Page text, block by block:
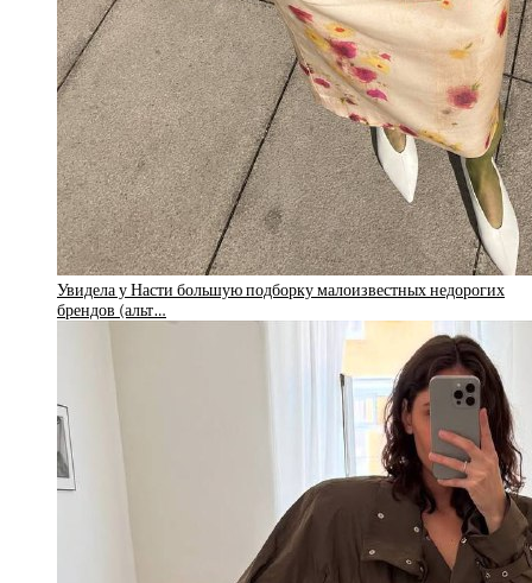
Увидела у Насти большую подборку малоизвестных недорогих
брендов (альт…